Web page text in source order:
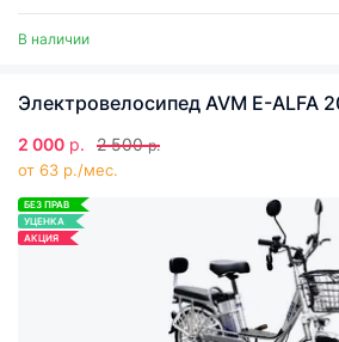
В наличии
Электровелосипед AVM E-ALFA
2 000 р. 2 500 р.
от 63 р./мес.
БЕЗ ПРАВ
УЦЕНКА
АКЦИЯ